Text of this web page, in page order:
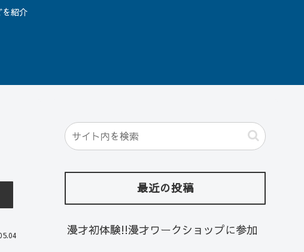
を紹介
最近の投稿
漫才初体験!!漫才ワークショップに参加